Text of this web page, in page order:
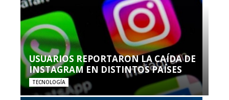
USUARIOS REPORTARON LA CAÍDA DE
INSTAGRAM EN DISTINTOS PAÍSES
TECNOLOGÍA